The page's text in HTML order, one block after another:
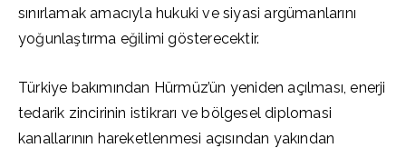
sınırlamak amacıyla hukuki ve siyasi argümanlarını
yoğunlaştırma eğilimi gösterecektir.
Türkiye bakımından Hürmüz’ün yeniden açılması, enerji
tedarik zincirinin istikrarı ve bölgesel diplomasi
kanallarının hareketlenmesi açısından yakından